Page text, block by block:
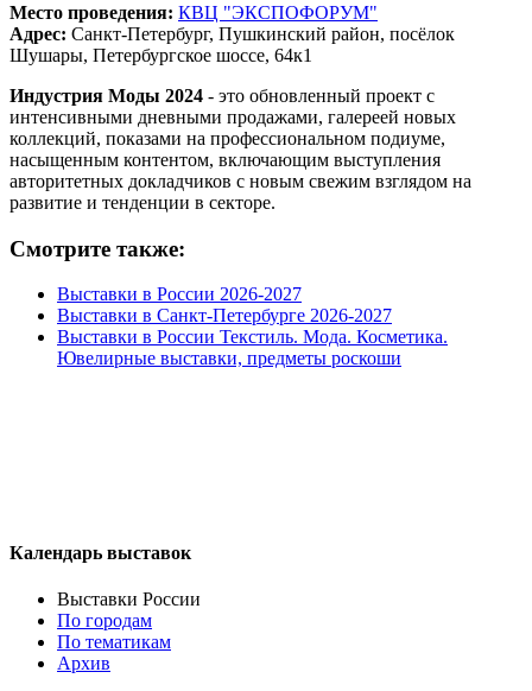
Место проведения: КВЦ "ЭКСПОФОРУМ"
Адрес: Санкт-Петербург, Пушкинский район, посёлок
Шушары, Петербургское шоссе, 64к1
Индустрия Моды 2024 - это обновленный проект с
интенсивными дневными продажами, галереей новых
коллекций, показами на профессиональном подиуме,
насыщенным контентом, включающим выступления
авторитетных докладчиков с новым свежим взглядом на
развитие и тенденции в секторе.
Смотрите также:
Выставки в России 2026-2027
Выставки в Санкт-Петербурге 2026-2027
Выставки в России Текстиль. Мода. Косметика.
Ювелирные выставки, предметы роскоши
Календарь выставок
Выставки России
По городам
По тематикам
Архив